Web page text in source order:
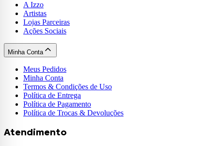
A Izzo
Artistas
Lojas Parceiras
Ações Sociais
Minha Conta
Meus Pedidos
Minha Conta
Termos & Condições de Uso
Política de Entrega
Política de Pagamento
Política de Trocas & Devoluções
Atendimento